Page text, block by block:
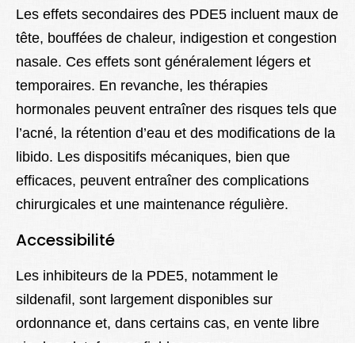
Les effets secondaires des PDE5 incluent maux de
tête, bouffées de chaleur, indigestion et congestion
nasale. Ces effets sont généralement légers et
temporaires. En revanche, les thérapies
hormonales peuvent entraîner des risques tels que
l’acné, la rétention d’eau et des modifications de la
libido. Les dispositifs mécaniques, bien que
efficaces, peuvent entraîner des complications
chirurgicales et une maintenance régulière.
Accessibilité
Les inhibiteurs de la PDE5, notamment le
sildenafil, sont largement disponibles sur
ordonnance et, dans certains cas, en vente libre